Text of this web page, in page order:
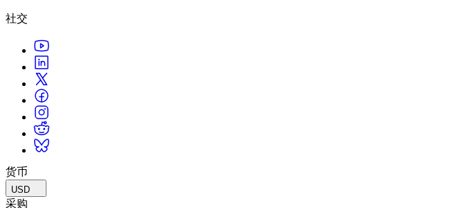
探索 Unity 支持的超过 25 个平台
常态化运营
游戏上线后的数据洞察与常态化运营
Grow
用户获取
被发现并获取移动用户
管理跨门店和D2C渠道的IAP（应用内购买）
商业化
实现运营卓越
零售
将店内体验转化为在线体验
汽车
提升创新能力和车内体验
查看所有行业
技术术语库
案例分析
真实成功案例
最佳实践指南
专家提示和技巧
演示
演示、示例和构建模块
所有资源
新增功能
直播活动
Unity奖项
庆祝全球的Unity创作者
你是Unity 新手？开始您的旅程
使用指南
可操作的技巧和最佳实践
教育
对于学生
开启您的职业生涯
增强您的教学
教育资助许可证
社交
货币
USD
采购